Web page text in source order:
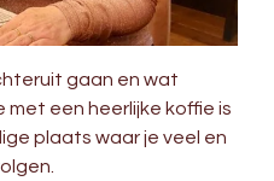
gaan en wat
een heerlijke koffie is
plaats waar je veel en